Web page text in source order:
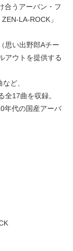
合うアーバン・フ
LA-ROCK」
思い出野郎Aチー
アウトを提供する
ど、
17曲を収録。
年代の国産アーバ